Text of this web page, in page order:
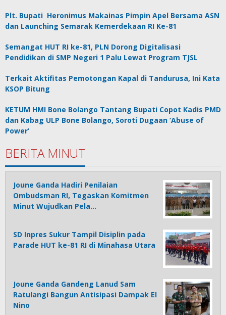
Plt. Bupati Heronimus Makainas Pimpin Apel Bersama ASN
dan Launching Semarak Kemerdekaan RI Ke-81
Semangat HUT RI ke-81, PLN Dorong Digitalisasi
Pendidikan di SMP Negeri 1 Palu Lewat Program TJSL
Terkait Aktifitas Pemotongan Kapal di Tandurusa, Ini Kata
KSOP Bitung
KETUM HMI Bone Bolango Tantang Bupati Copot Kadis PMD
dan Kabag ULP Bone Bolango, Soroti Dugaan ‘Abuse of
Power’
BERITA MINUT
Joune Ganda Hadiri Penilaian
Ombudsman RI, Tegaskan Komitmen
Minut Wujudkan Pela…
SD Inpres Sukur Tampil Disiplin pada
Parade HUT ke-81 RI di Minahasa Utara
Joune Ganda Gandeng Lanud Sam
Ratulangi Bangun Antisipasi Dampak El
Nino